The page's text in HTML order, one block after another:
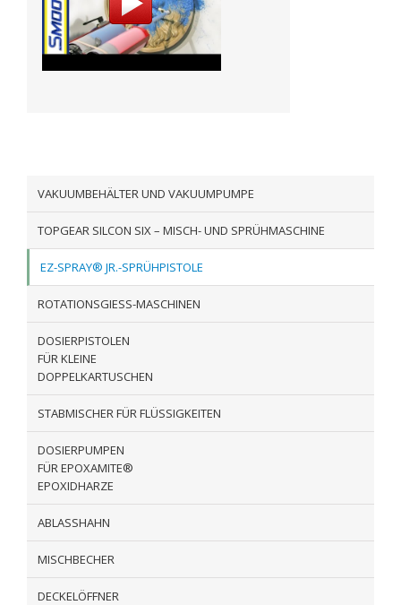
VAKUUMBEHÄLTER UND VAKUUMPUMPE
TOPGEAR SILCON SIX – MISCH- UND SPRÜHMASCHINE
EZ-SPRAY® JR.-SPRÜHPISTOLE
ROTATIONSGIESS-MASCHINEN
DOSIERPISTOLEN
FÜR KLEINE
DOPPELKARTUSCHEN
STABMISCHER FÜR FLÜSSIGKEITEN
DOSIERPUMPEN
FÜR EPOXAMITE®
EPOXIDHARZE
ABLASSHAHN
MISCHBECHER
DECKELÖFFNER